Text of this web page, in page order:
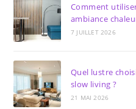
Comment
ambiance
7 JUILLET 2026
Quel lustre
slow living ?
21 MAI 2026